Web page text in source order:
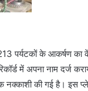
पर्यटकों के आकर्षण का
में अपना नाम दर्ज
नक्काशी की गई है। इस